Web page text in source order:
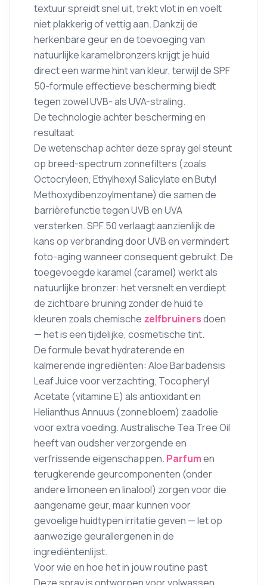
textuur spreidt snel uit, trekt vlot in en voelt
niet plakkerig of vettig aan. Dankzij de
herkenbare geur en de toevoeging van
natuurlijke karamelbronzers krijgt je huid
direct een warme hint van kleur, terwijl de SPF
50-formule effectieve bescherming biedt
tegen zowel UVB- als UVA-straling.
De technologie achter bescherming en
resultaat
De wetenschap achter deze spray gel steunt
op breed-spectrum zonnefilters (zoals
Octocryleen, Ethylhexyl Salicylate en Butyl
Methoxydibenzoylmentane) die samen de
barrièrefunctie tegen UVB en UVA
versterken. SPF 50 verlaagt aanzienlijk de
kans op verbranding door UVB en vermindert
foto-aging wanneer consequent gebruikt. De
toegevoegde karamel (caramel) werkt als
natuurlijke bronzer: het versnelt en verdiept
de zichtbare bruining zonder de huid te
kleuren zoals chemische zelfbruinersdoen
— het is een tijdelijke, cosmetische tint.
De formule bevat hydraterende en
kalmerende ingrediënten: Aloe Barbadensis
Leaf Juice voor verzachting, Tocopheryl
Acetate (vitamine E) als antioxidant en
Helianthus Annuus (zonnebloem) zaadolie
voor extra voeding. Australische Tea Tree Oil
heeft van oudsher verzorgende en
verfrissende eigenschappen. Parfumen
terugkerende geurcomponenten (onder
andere limoneen en linalool) zorgen voor die
aangename geur, maar kunnen voor
gevoelige huidtypen irritatie geven — let op
aanwezige geurallergenen in de
ingrediëntenlijst.
Voor wie en hoe het in jouw routine past